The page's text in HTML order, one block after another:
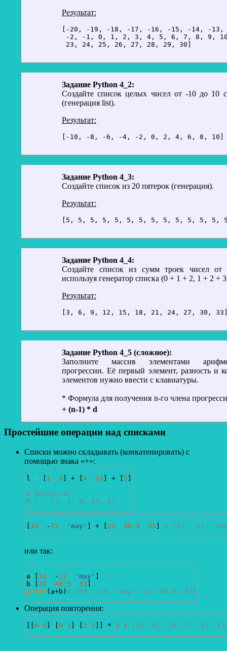
Результат:
[-20, -19, -18, -17, -16, -15, -14, -
-2, -1, 0, 1, 2, 3, 4, 5, 6, 7, 8, 9,
Задание Python 4_2:
Создайте список целых чисел от -10 до 10
(генерация list).
Результат:
[-10, -8, -6, -4, -2, 0, 2, 4, 6, 8, 10]
Задание Python 4_3:
Создайте список из 20 пятерок (генерация).
Результат:
[5, 5, 5, 5, 5, 5, 5, 5, 5, 5, 5, 5, 5,
Задание Python 4_4:
Создайте список из сумм троек чисел
используя генератор списка (0 + 1 + 2, 1 + 2 +
Результат:
[3, 6, 9, 12, 15, 18, 21, 24, 27, 30,
Задание Python 4_5 (сложное):
Заполните массив элементами
прогрессии. Её первый элемент, разность и
элементов нужно ввести с клавиатуры.
* Формула для получения n-го члена
+ (n-1) * d
Простейшие операции над списками
Списки можно складывать (конкатенировать) с
помощью знака «+»:
l = [ 1 , 3 ] + [4 , 23 ] + [ 5 ]
# Результат:
# l = [1, 3, 4, 23, 5]
[33 , - 12 , 'may' ] + [ 21 , 48.5 , 33 ] # [33, -12,
или так:
a= [33 , - 12 , 'may' ]
b= [ 21 , 48.5 , 33 ]
print ( a+b ) # [33, -12, 'may', 21, 48.5, 33]
Операция повторения:
[ [0 , 0 ] , [0 , 1 ] , [ 1 , 1 ] ] * 2 # [[0, 0], [0, 1], [1,